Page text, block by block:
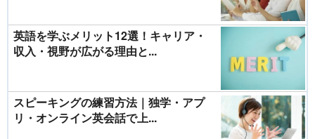
英語を学ぶメリット12選！キャリア・
収入・視野が広がる理由と...
スピーキングの練習方法｜独学・アプ
リ・オンライン英会話で上...